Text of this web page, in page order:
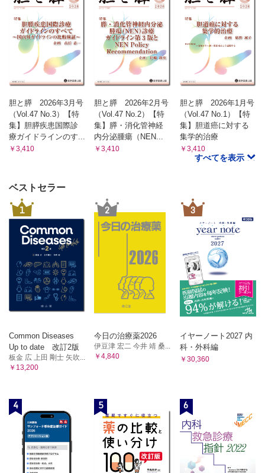
胆と膵 2026年3月号
（Vol.47 No.3）【特
集】胆膵疾患国際診
療ガイドラインのす...
￥3,410
胆と膵 2026年2月号
（Vol.47 No.2）【特
集】膵・消化管神経
内分泌腫瘍（NEN...
￥3,410
胆と膵 2026年1月号
（Vol.47 No.1）【特
集】胆道癌に対する
集学的治療
￥3,410
すべてを表示
ベストセラー
1
Common Diseases
Up to date 改訂2版
板金 広 上田 剛士 矢吹...
￥13,200
2
今日の治療薬2026
伊豆津 宏二 今井 靖 桑...
￥4,840
3
イヤーノート2027 内
科・外科編
￥30,360
4 5 6